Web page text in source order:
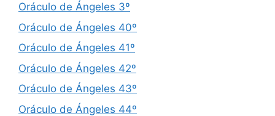
Oráculo de Ángeles 3º
Oráculo de Ángeles 40º
Oráculo de Ángeles 41º
Oráculo de Ángeles 42º
Oráculo de Ángeles 43º
Oráculo de Ángeles 44º